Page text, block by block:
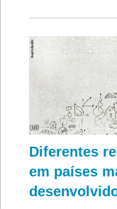
Diferentes
em países